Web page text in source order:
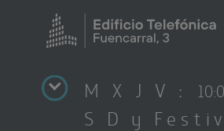
M X J V :
S D y